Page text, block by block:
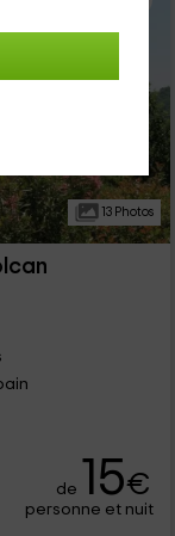
13 Photos
de 15€
personne et nuit